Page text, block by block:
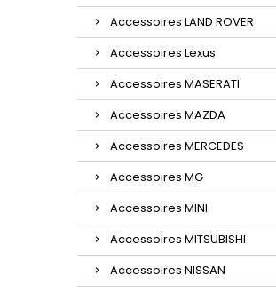
Accessoires LAND ROVER
Accessoires Lexus
Accessoires MASERATI
Accessoires MAZDA
Accessoires MERCEDES
Accessoires MG
Accessoires MINI
Accessoires MITSUBISHI
Accessoires NISSAN